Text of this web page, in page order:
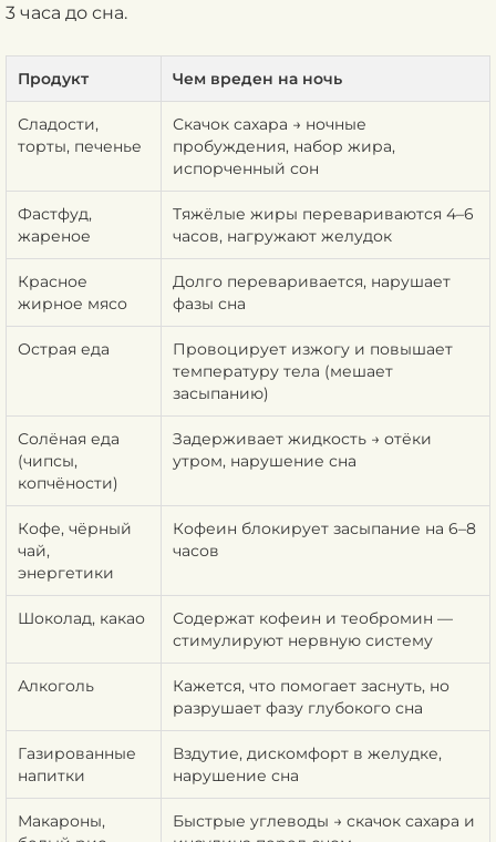
3 часа до сна.
Продукт Чем вреден на ночь
Сладости,
торты, печенье
Скачок сахара → ночные
пробуждения, набор жира,
испорченный сон
Фастфуд,
жареное
Тяжёлые жиры перевариваются 4–6
часов, нагружают желудок
Красное
жирное мясо
Долго переваривается, нарушает
фазы сна
Острая еда
Провоцирует изжогу и повышает
температуру тела (мешает
засыпанию)
Солёная еда
(чипсы,
копчёности)
Задерживает жидкость → отёки
утром, нарушение сна
Кофе, чёрный
чай,
энергетики
Кофеин блокирует засыпание на 6–8
часов
Шоколад, какао
Содержат кофеин и теобромин —
стимулируют нервную систему
Алкоголь
Кажется, что помогает заснуть, но
разрушает фазу глубокого сна
Газированные
напитки
Вздутие, дискомфорт в желудке,
нарушение сна
Макароны,
Быстрые углеводы → скачок сахара и